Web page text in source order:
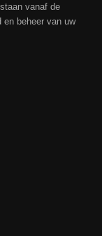
vanaf de
beheer van uw